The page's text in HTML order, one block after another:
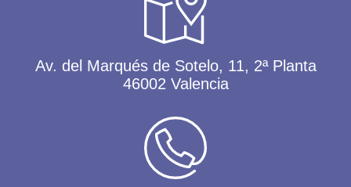
Av. del Marqués de Sotelo, 11, 2ª Planta
46002 Valencia